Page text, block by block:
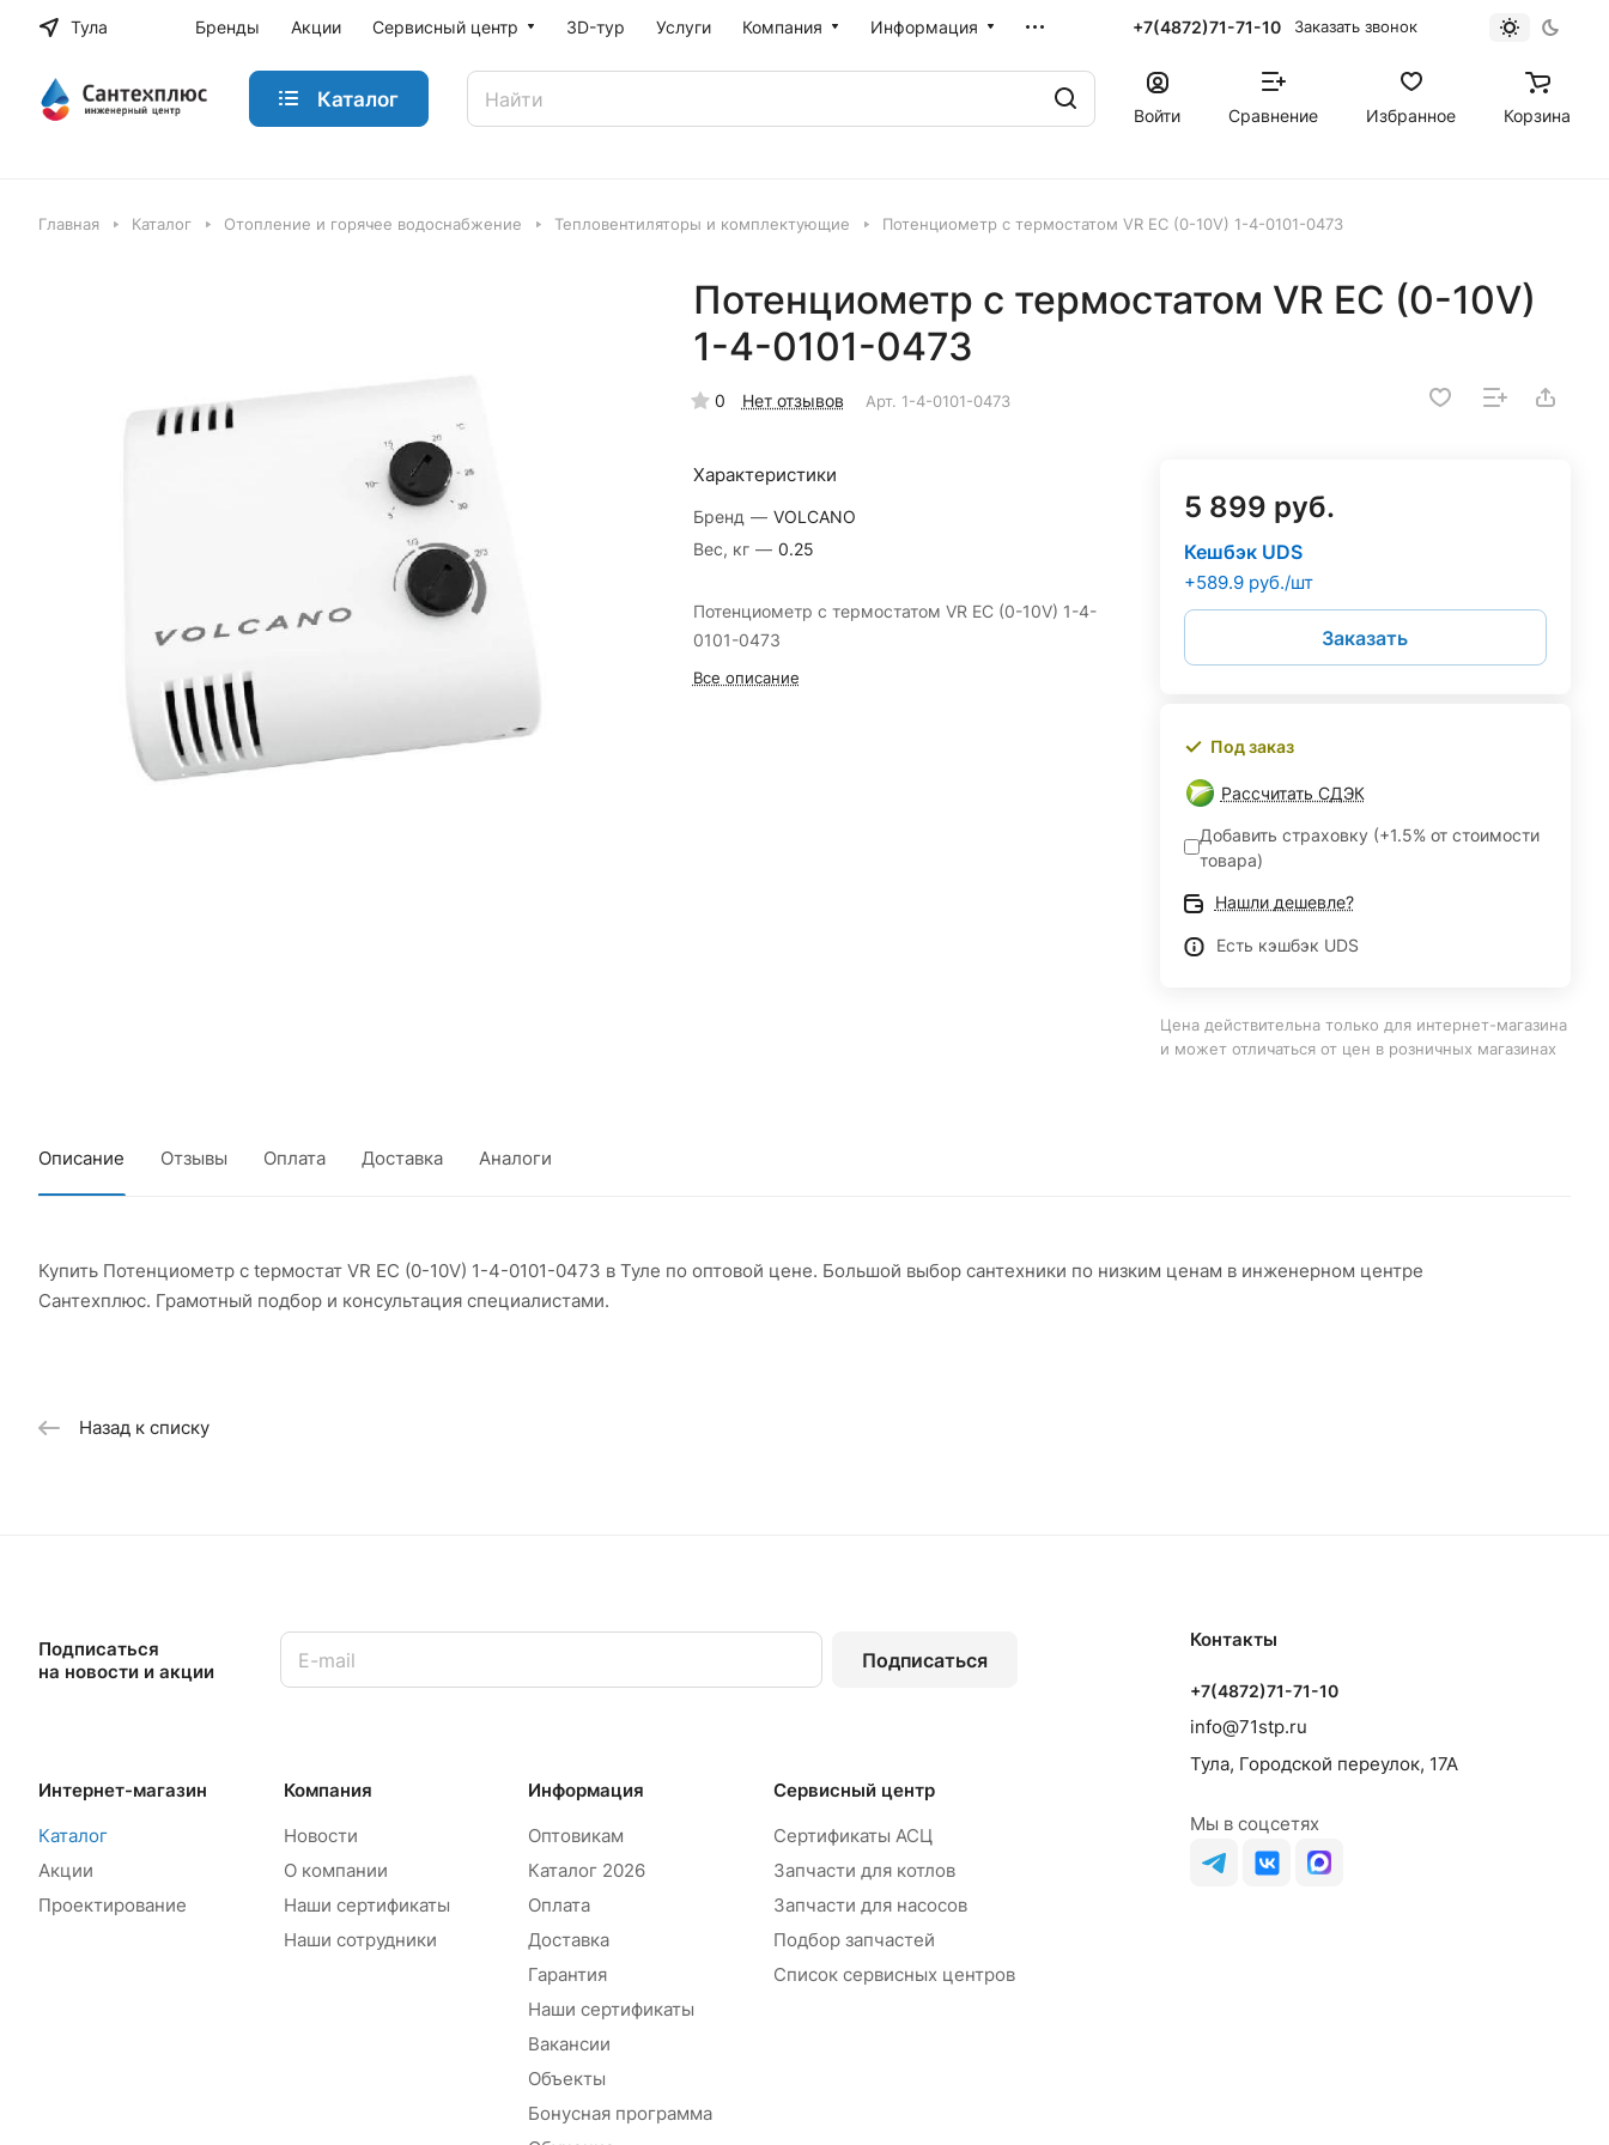
Тула Бренды Акции Сервисный центр 3D-тур Услуги Компания Информация +7(4872)71-71-10 Заказать звонок
Каталог
Войти Сравнение Избранное Корзина
Главная Каталог Отопление и горячее водоснабжение Тепловентиляторы и комплектующие Потенциометр с термостатом VR EC (0-10V) 1-4-0101-0473
Потенциометр с термостатом VR EC (0-10V)
1-4-0101-0473
0 Нет отзывов Арт. 1-4-0101-0473
Характеристики
Бренд — VOLCANO
Вес, кг — 0.25
Потенциометр с термостатом VR EC (0-10V) 1-4-
0101-0473
Все описание
5 899 руб.
Кешбэк UDS
+589.9 руб./шт
Заказать
Под заказ
Рассчитать СДЭК
Добавить страховку (+1.5% от стоимости
товара)
Нашли дешевле?
Есть кэшбэк UDS
Цена действительна только для интернет-магазина
и может отличаться от цен в розничных магазинах
Описание Отзывы Оплата Доставка Аналоги
Купить Потенциометр c tермостат VR EC (0-10V) 1-4-0101-0473 в Туле по оптовой цене. Большой выбор сантехники по низким ценам в инженерном центре
Сантехплюс. Грамотный подбор и консультация специалистами.
Назад к списку
Подписаться
на новости и акции
Подписаться
Интернет-магазин
Каталог
Акции
Проектирование
Компания
Новости
О компании
Наши сертификаты
Наши сотрудники
Информация
Оптовикам
Каталог 2026
Оплата
Доставка
Гарантия
Наши сертификаты
Вакансии
Объекты
Бонусная программа
Сервисный центр
Сертификаты АСЦ
Запчасти для котлов
Запчасти для насосов
Подбор запчастей
Список сервисных центров
Контакты
+7(4872)71-71-10
info@71stp.ru
Тула, Городской переулок, 17А
Мы в соцсетях